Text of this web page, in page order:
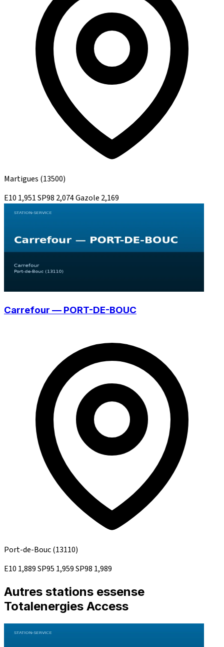
Martigues (13500)
E10 1,951SP98 2,074Gazole 2,169
Carrefour — PORT-DE-BOUC
Port-de-Bouc(13110)
E10 1,889SP95 1,959SP98 1,989
Autres stations essense
Totalenergies Access